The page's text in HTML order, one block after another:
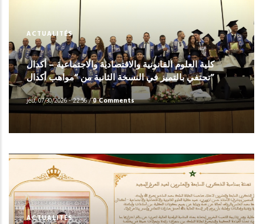
ACTUALITÉS
كلية العلوم القانونية والاقتصادية والاجتماعية – أكدال
تحتفي بالتميز في النسخة الثانية من “مواهب أكدال”
jeu, 07/30/2026 - 22:56/0 Comments
ACTUALITÉS